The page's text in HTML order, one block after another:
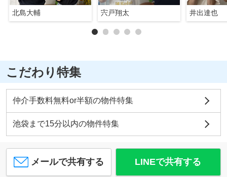
北島大輔 宍戸翔太 井出達也
こだわり特集
仲介手数料無料or半額の物件特集
池袋まで15分以内の物件特集
メールで共有する LINEで共有する